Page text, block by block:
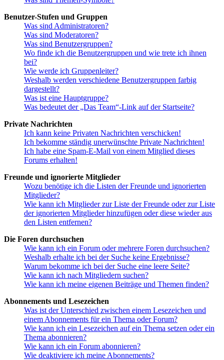
Benutzer-Stufen und Gruppen
Was sind Administratoren?
Was sind Moderatoren?
Was sind Benutzergruppen?
Wo finde ich die Benutzergruppen und wie trete ich ihnen
bei?
Wie werde ich Gruppenleiter?
Weshalb werden verschiedene Benutzergruppen farbig
dargestellt?
Was ist eine Hauptgruppe?
Was bedeutet der „Das Team“-Link auf der Startseite?
Private Nachrichten
Ich kann keine Privaten Nachrichten verschicken!
Ich bekomme ständig unerwünschte Private Nachrichten!
Ich habe eine Spam-E-Mail von einem Mitglied dieses
Forums erhalten!
Freunde und ignorierte Mitglieder
Wozu benötige ich die Listen der Freunde und ignorierten
Mitglieder?
Wie kann ich Mitglieder zur Liste der Freunde oder zur Liste
der ignorierten Mitglieder hinzufügen oder diese wieder aus
den Listen entfernen?
Die Foren durchsuchen
Wie kann ich ein Forum oder mehrere Foren durchsuchen?
Weshalb erhalte ich bei der Suche keine Ergebnisse?
Warum bekomme ich bei der Suche eine leere Seite?
Wie kann ich nach Mitgliedern suchen?
Wie kann ich meine eigenen Beiträge und Themen finden?
Abonnements und Lesezeichen
Was ist der Unterschied zwischen einem Lesezeichen und
einem Abonnements für ein Thema oder Forum?
Wie kann ich ein Lesezeichen auf ein Thema setzen oder ein
Thema abonnieren?
Wie kann ich ein Forum abonnieren?
Wie deaktiviere ich meine Abonnements?